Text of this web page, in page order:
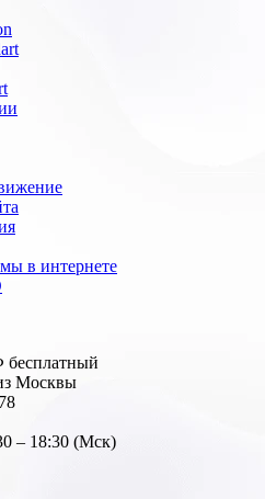
в интернете
бесплатный
Москвы
– 18:30 (Мск)